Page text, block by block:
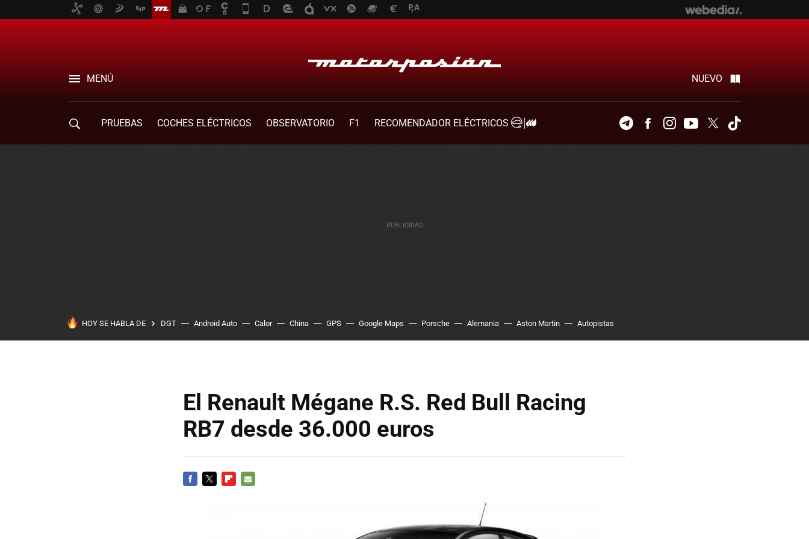
MENÚ NUEVO
PRUEBAS COCHES ELÉCTRICOS OBSERVATORIO F1
RECOMENDADOR ELÉCTRICOS
TelegramFacebookInstagramYoutubeTwitter
HOY SE HABLA DE DGT Android Auto Calor China GPS Google Maps Porsche Alemania Aston Martin Autopistas
El Renault Mégane R.S. Red Bull Racing
RB7 desde 36.000 euros